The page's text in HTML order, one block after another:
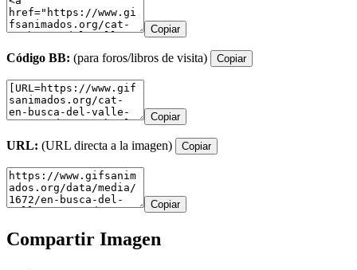
Copiar
Código BB: (para foros/libros de visita) Copiar
Copiar
URL: (URL directa a la imagen) Copiar
Copiar
Compartir Imagen